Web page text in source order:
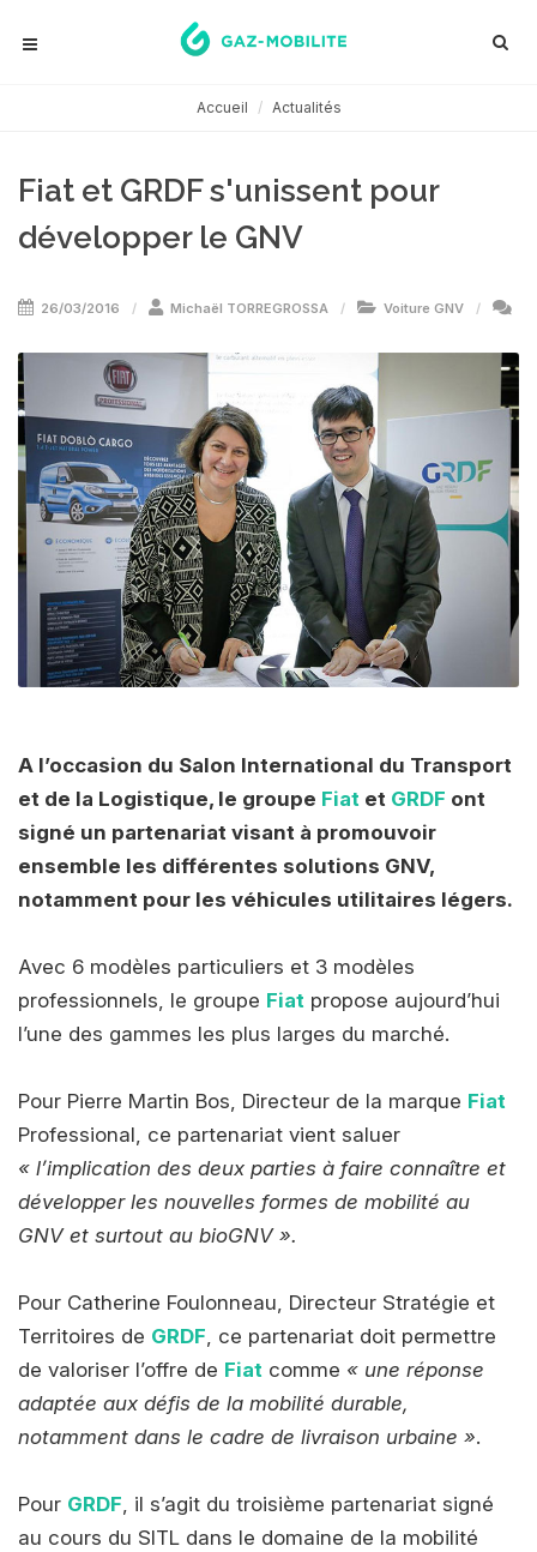
Accueil Actualités
Fiat et GRDF s'unissent pour
développer le GNV
26/03/2016 Michaël TORREGROSSA Voiture GNV
A l’occasion du Salon International du Transport
et de la Logistique, le groupe Fiat et GRDF ont
signé un partenariat visant à promouvoir
ensemble les différentes solutions GNV,
notamment pour les véhicules utilitaires légers.
Avec 6 modèles particuliers et 3 modèles
professionnels, le groupe Fiat propose aujourd’hui
l’une des gammes les plus larges du marché.
Pour Pierre Martin Bos, Directeur de la marque Fiat
Professional, ce partenariat vient saluer
« l’implication des deux parties à faire connaître et
développer les nouvelles formes de mobilité au
GNV et surtout au bioGNV ».
Pour Catherine Foulonneau, Directeur Stratégie et
Territoires de GRDF, ce partenariat doit permettre
de valoriser l’offre de Fiat comme « une réponse
adaptée aux défis de la mobilité durable,
notamment dans le cadre de livraison urbaine ».
Pour GRDF, il s’agit du troisième partenariat signé
au cours du SITL dans le domaine de la mobilité